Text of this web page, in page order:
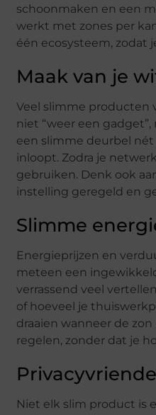
schoonmaken en een
werkt met zones per
één ecosysteem, zodat
Maak van je
Veel slimme producten
niet “weer een
een slimme deurbel
inloopt. Zodra je
gebruiken. Denk ook
instelling geregeld en
Slimme
Energieprijzen en
meteen een
verrassend veel
of hoeveel je
draaien wanneer de
regelen, zonder dat je
Niet elk slim product is